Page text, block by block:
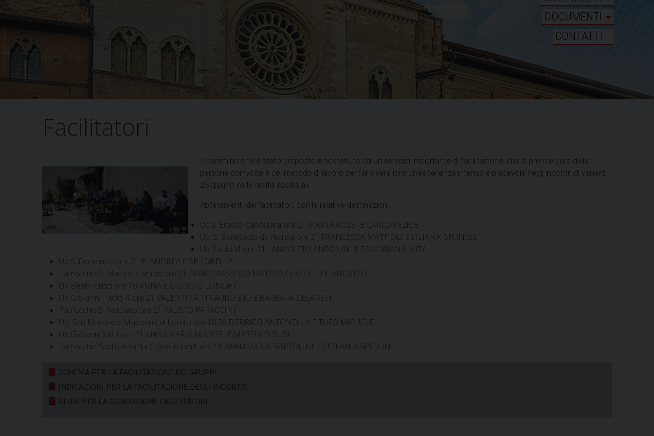
DOCUMENTI
CONTATTI
Facilitatori
Il cammino che è stato proposto è sostenuto da un servizio importante di facilitazione, che si prende cura delle
persone coinvolte e del metodo di lavoro per far vivere loro un’esperienza intensa e piacevole negli incontri di venerdì
25 giugno nelle realtà ecclesiali.
Abbinamenti dei facilitatori, con le relative destinazioni:
Up S. Eraclio Cancellara ore 21 MARTA ROSSI E CARLO FELICE
Up. S. Benedetto da Norcia ore 21 FRANCESCA MATTIOLI E LILIANA BRUNELLI
Up Paolo VI ore 21 ANACLETO ANTONINI E SR ADRIANA MITA
Up S. Domenico ore 21 P. ANDREA E SR LORELLA
Parrocchia S. Maria in Campis ore 21 FABIO MASSIMO MATTONI E GIULIO PIANCATELLI
Up Beato Crisci ore 18 ANNA E GIORGIO LONGHI
Up Giovanni Paolo II ore 21 VALENTINA FINAURO E JÒ E BARBARA CESARETTI
Parrocchia S. Feliciano ore 21 FAUSTO RAPACCINI
Up. San Marone e Madonna di Loreto ore 18.30 D’ERRICO ANTONELLA E TUFO MICHELE
Up Giovanni XXIII ore 21 ANNAMARIA NINASSI E MASSIMO BUSI
Parrocchie Spello e santa Croce in Limiti ore 18 ANNAMARIA BARTOLINI E STEFANIA SPERONI